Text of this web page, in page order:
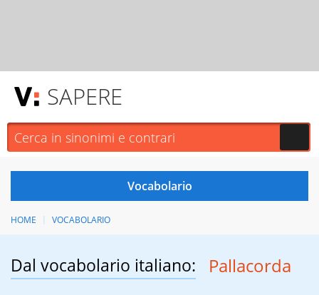
SAPERE
HOME VOCABOLARIO
Dal vocabolario italiano: Pallacorda